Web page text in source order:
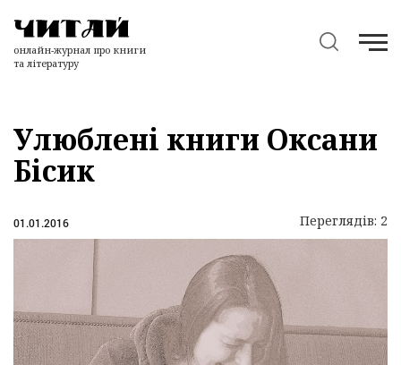
онлайн-журнал про книги
та літературу
Улюблені книги Оксани
Бісик
01.01.2016 Переглядів: 2